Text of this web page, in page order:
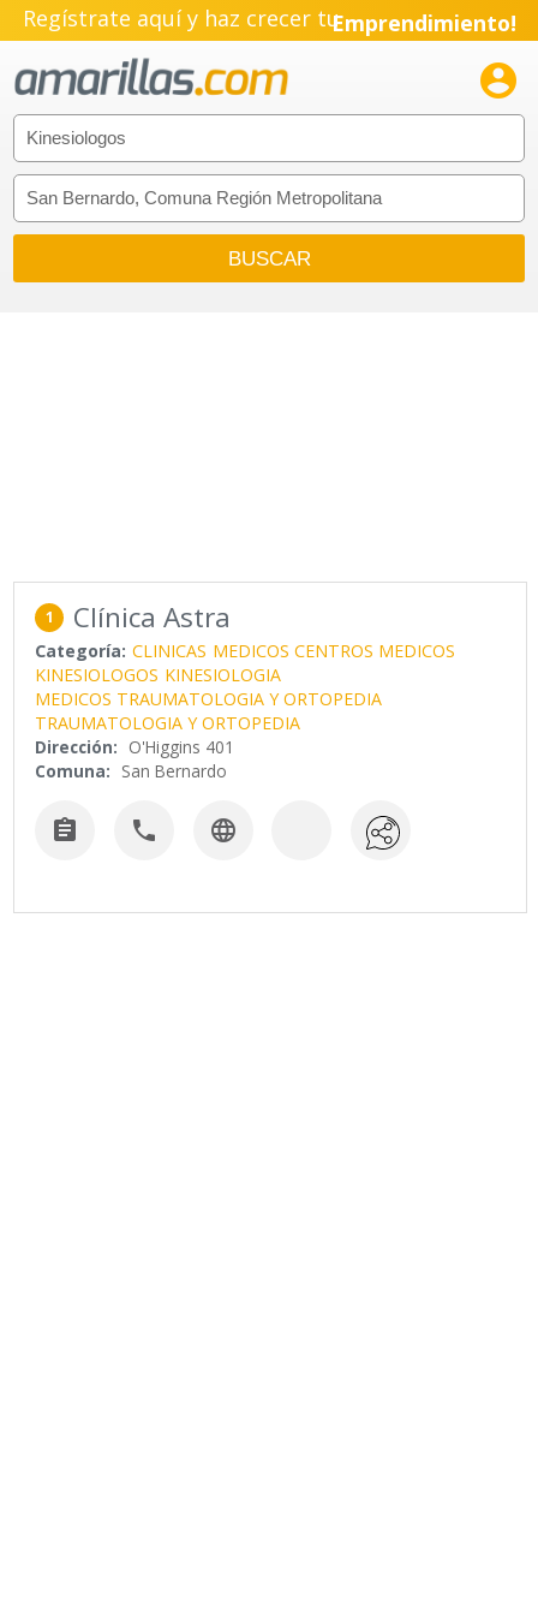
Regístrate aquí y haz crecer tuEmprendimiento!

1 Clínica Astra
Categoría: CLINICAS MEDICOS CENTROS MEDICOS
KINESIOLOGOS KINESIOLOGIA
MEDICOS TRAUMATOLOGIA Y ORTOPEDIA
TRAUMATOLOGIA Y ORTOPEDIA
Dirección: O'Higgins 401
Comuna: San Bernardo
  